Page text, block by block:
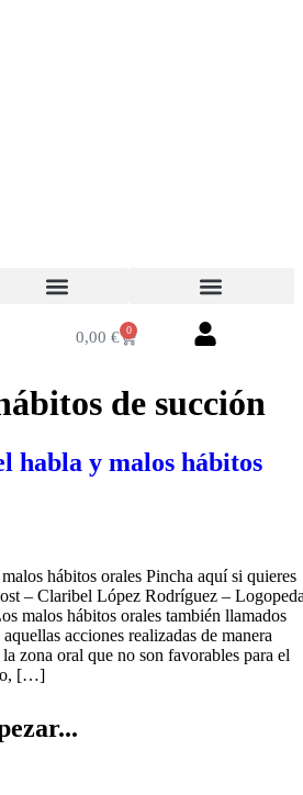
0,00 € 0
de succión
habla y malos hábitos
hábitos orales Pincha aquí si quieres
– Claribel López Rodríguez –
malos hábitos orales también llamados
acciones realizadas de manera
zona oral que no son favorables para el
[…]